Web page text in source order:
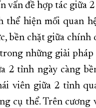
vấn đề hợp tác giữa
thể hiện mối quan
bền chặt giữa chính
những giải pháp
2 tỉnh ngày càng
viên giữa 2 tỉnh
cụ thể. Trên cương